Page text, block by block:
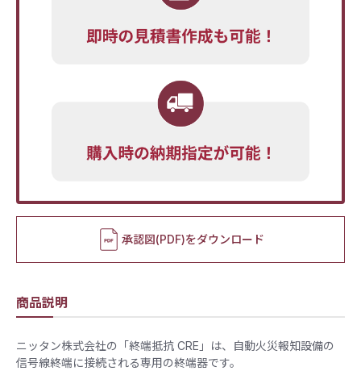
承認図(PDF)をダウンロード
商品説明
ニッタン株式会社の「終端抵抗 CRE」は、自動火災報知設備の
信号線終端に接続される専用の終端器です。​